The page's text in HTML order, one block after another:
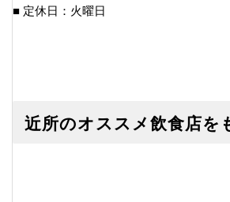
■ 定休日：火曜日
近所のオススメ飲食店を